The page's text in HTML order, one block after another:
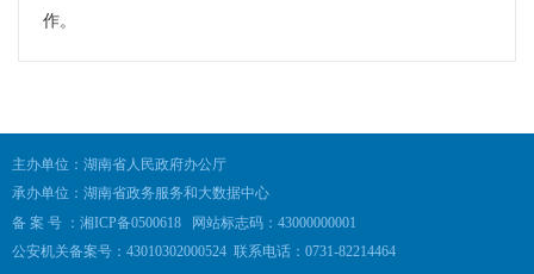
作。
主办单位：湖南省人民政府办公厅
承办单位：湖南省政务服务和大数据中心
备 案 号 ：湘ICP备0500618 网站标志码：43000000001
公安机关备案号：43010302000524 联系电话：0731-82214464